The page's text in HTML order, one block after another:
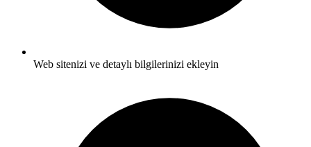
Web sitenizi ve detaylı bilgilerinizi ekleyin